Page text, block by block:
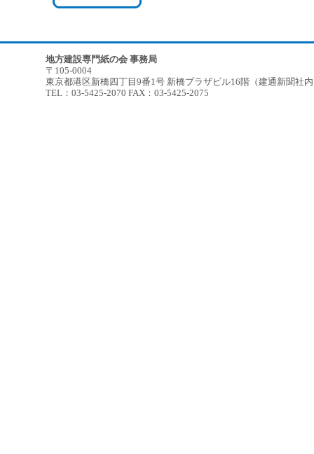
地方建設専門紙の会 事務局
〒105-0004
東京都港区新橋四丁目9番1号 新橋プラザビル16階（建通新聞社
TEL：03-5425-2070 FAX：03-5425-2075